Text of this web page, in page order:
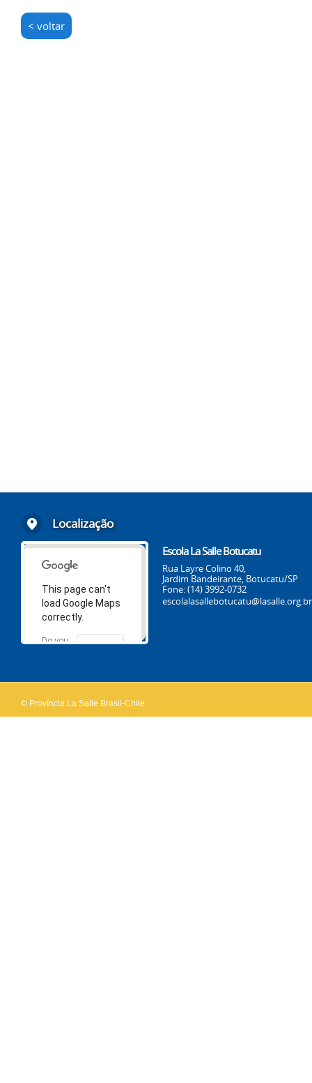
< voltar
Localização
This page can't
load Google Maps
correctly.
Do you
OK
Escola La Salle Botucatu
Rua Layre Colino 40,
Jardim Bandeirante, Botucatu/SP
Fone: (14) 3992-0732
escolalasallebotucatu@lasalle.org.br
© Província La Salle Brasil-Chile